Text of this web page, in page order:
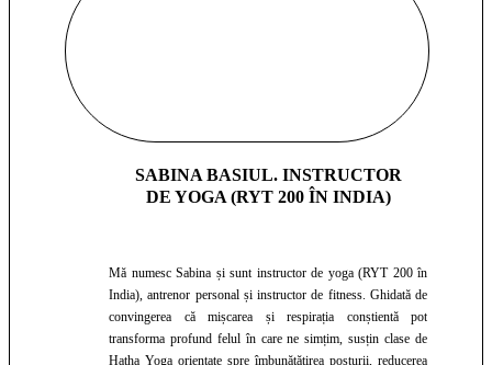
SABINA BASIUL. INSTRUCTOR
DE YOGA (RYT 200 ÎN INDIA)
Mă numesc Sabina și sunt instructor de yoga (RYT 200 în
India), antrenor personal și instructor de fitness. Ghidată de
convingerea că mișcarea și respirația conștientă pot
transforma profund felul în care ne simțim, susțin clase de
Hatha Yoga orientate spre îmbunătățirea posturii, reducerea